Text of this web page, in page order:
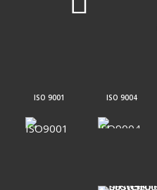
ISO 9001 ISO 9004